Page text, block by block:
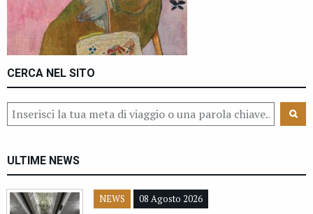
CERCA NEL SITO
ULTIME NEWS
NEWS 08 Agosto 2026